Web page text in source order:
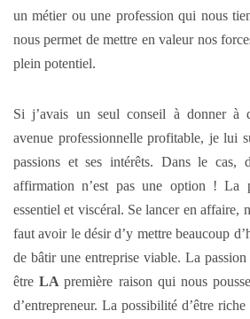
un métier ou une profession qui nous
nous permet de mettre en valeur nos
plein potentiel.
Si j’avais un seul conseil à donner à
avenue professionnelle profitable, je lui
passions et ses intérêts. Dans le cas,
affirmation n’est pas une option ! La
essentiel et viscéral. Se lancer en affaire,
faut avoir le désir d’y mettre beaucoup
de bâtir une entreprise viable. La
êtreLApremière raison qui nous
d’entrepreneur. La possibilité d’être